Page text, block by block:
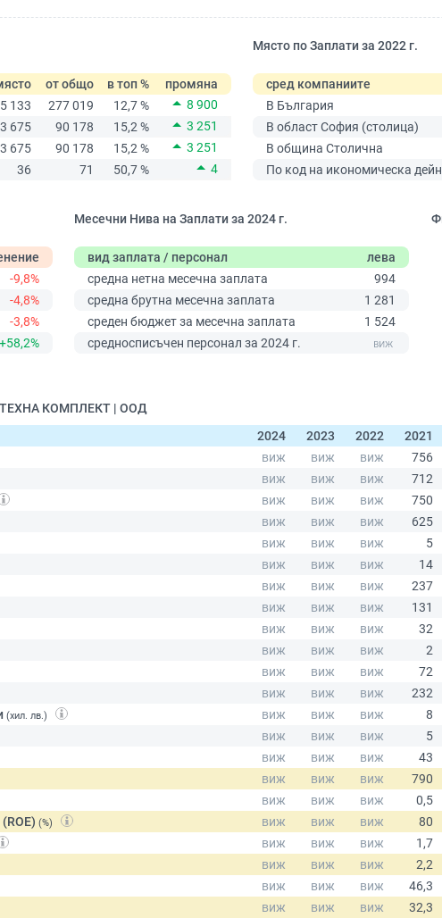
от общо в топ %
промяна
133 277 019 12,7 %
8 900
675 90 178 15,2 %
3 251
675 90 178 15,2 %
3 251
36 71 50,7 % 4
Място по Заплати за 2022 г.
сред компаниите
В България
В област София (столица)
В община Столична
По код на икономическа
-9,8%
-4,8%
-3,8%
+58,2%
Месечни Нива на Заплати за 2024 г.
вид заплата / персонал
лева
средна нетна месечна заплата
994
средна брутна месечна заплата
1 281
среден бюджет за месечна заплата
1 524
средносписъчен персонал за 2024 г.
КОМПЛЕКТ | ООД
2024
2023 2022
2021
(хил. лв.)
(%)